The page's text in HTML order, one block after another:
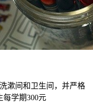
漱间和卫生间，并严格
每学期300元